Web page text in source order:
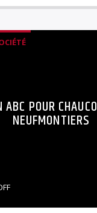
ABC POUR
NEUFMONTIERS